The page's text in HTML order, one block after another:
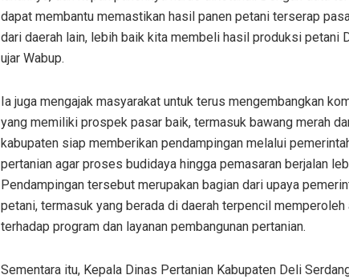
dapat membantu memastikan hasil panen petani terserap
dari daerah lain, lebih baik kita membeli hasil produksi petani
ujar Wabup.
Ia juga mengajak masyarakat untuk terus mengembangkan
yang memiliki prospek pasar baik, termasuk bawang merah
kabupaten siap memberikan pendampingan melalui
pertanian agar proses budidaya hingga pemasaran berjalan
Pendampingan tersebut merupakan bagian dari upaya
petani, termasuk yang berada di daerah terpencil
terhadap program dan layanan pembangunan pertanian.
Sementara itu, Kepala Dinas Pertanian Kabupaten Deli